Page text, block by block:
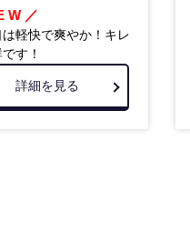
W ／
軽快で爽やか！キレ
す！
詳細を見る